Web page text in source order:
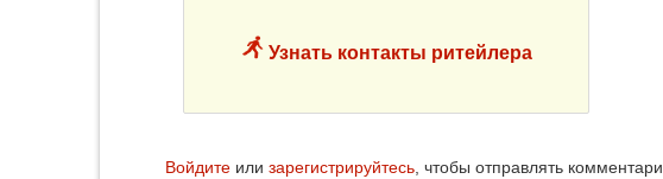
Узнать контакты ритейлера
Войдите или зарегистрируйтесь, чтобы отправлять